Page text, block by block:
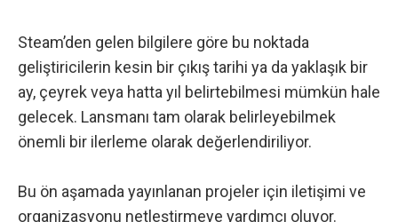
Steam’den gelen bilgilere göre bu noktada
geliştiricilerin kesin bir çıkış tarihi ya da yaklaşık bir
ay, çeyrek veya hatta yıl belirtebilmesi mümkün hale
gelecek. Lansmanı tam olarak belirleyebilmek
önemli bir ilerleme olarak değerlendiriliyor.
Bu ön aşamada yayınlanan projeler için iletişimi ve
organizasyonu netleştirmeye yardımcı oluyor.